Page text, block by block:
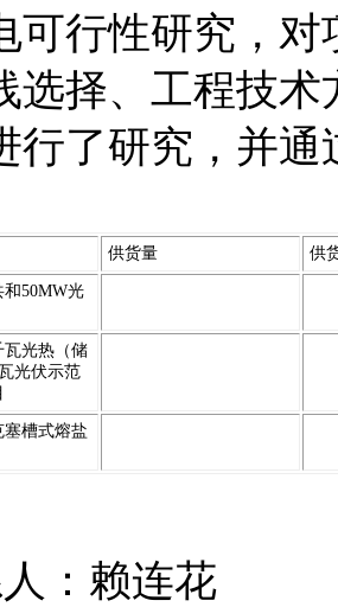
可行性研究，
选择、工程技
行了研究，并
供货量 供
50MW光
瓦光热（储
光伏示范
槽式熔盐
：赖连花